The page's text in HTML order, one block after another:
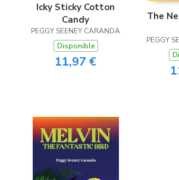
Icky Sticky Cotton
Candy
PEGGY SEENEY CARANDA
Disponible
11,97 €
The
PEGGY